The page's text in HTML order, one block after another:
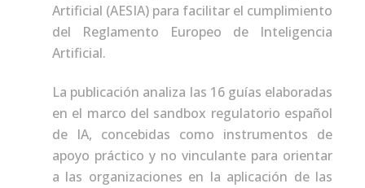
Artificial (AESIA) para facilitar el cumplimiento
del Reglamento Europeo de Inteligencia
Artificial.
La publicación analiza las 16 guías elaboradas
en el marco del sandbox regulatorio español
de IA, concebidas como instrumentos de
apoyo práctico y no vinculante para orientar
a las organizaciones en la aplicación de las